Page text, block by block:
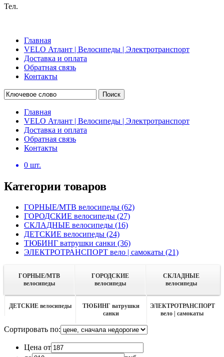
Тел.
Главная
VELO Атлант | Велосипеды | Электротранспорт
Доставка и оплата
Обратная связь
Контакты
Поиск
Главная
VELO Атлант | Велосипеды | Электротранспорт
Доставка и оплата
Обратная связь
Контакты
0 шт.
Категории товаров
ГОРНЫЕ/MTB велосипеды (62)
ГОРОДСКИЕ велосипеды (27)
СКЛАДНЫЕ велосипеды (16)
ДЕТСКИЕ велосипеды (24)
ТЮБИНГ ватрушки санки (36)
ЭЛЕКТРОТРАНСПОРТ вело | самокаты (21)
ГОРНЫЕ/MTB
велосипеды
ГОРОДСКИЕ
велосипеды
СКЛАДНЫЕ
велосипеды
ДЕТСКИЕ велосипеды
ТЮБИНГ ватрушки
санки
ЭЛЕКТРОТРАНСПОРТ
вело | самокаты
Сортировать по:
Цена от